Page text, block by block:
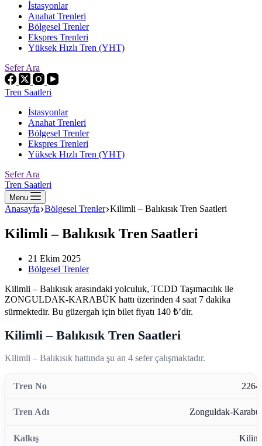
İstasyonlar
Anahat Trenleri
Bölgesel Trenler
Ekspres Trenleri
Yüksek Hızlı Tren (YHT)
Sefer Ara
Tren Saatleri
İstasyonlar
Anahat Trenleri
Bölgesel Trenler
Ekspres Trenleri
Yüksek Hızlı Tren (YHT)
Sefer Ara
Tren Saatleri
Menu
Anasayfa Bölgesel Trenler Kilimli – Balıkısık Tren Saatleri
Kilimli – Balıkısık Tren Saatleri
21 Ekim 2025
Bölgesel Trenler
Kilimli – Balıkısık arasındaki yolculuk, TCDD Taşımacılık ile
ZONGULDAK-KARABÜK hattı üzerinden 4 saat 7 dakika
sürmektedir. Bu güzergah için bilet fiyatı 140 ₺’dir.
Kilimli – Balıkısık Tren Saatleri
Kilimli – Balıkısık hattında şu an 4 sefer çalışmaktadır.
Zonguldak-